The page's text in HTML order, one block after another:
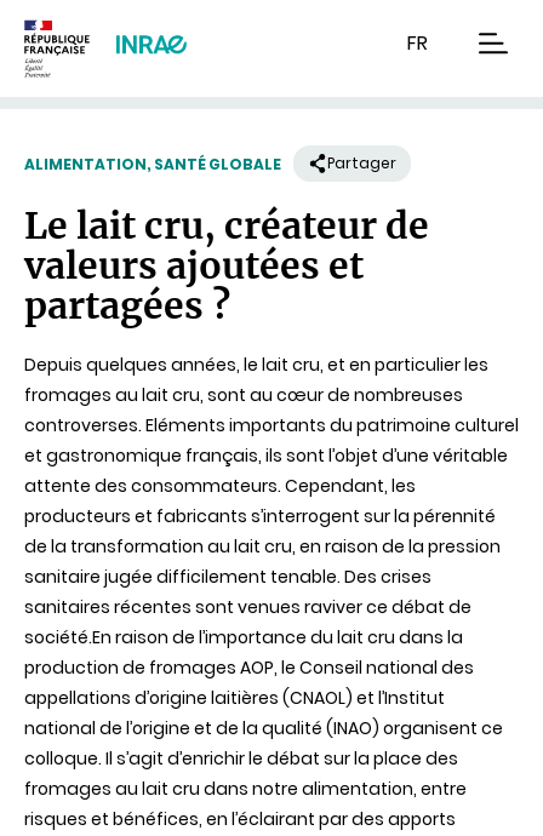
FR
ALIMENTATION, SANTÉ GLOBALE Partager
Le lait cru, créateur de
valeurs ajoutées et
partagées ?
Depuis quelques années, le lait cru, et en particulier les
fromages au lait cru, sont au cœur de nombreuses
controverses. Eléments importants du patrimoine culturel
et gastronomique français, ils sont l’objet d’une véritable
attente des consommateurs. Cependant, les
producteurs et fabricants s’interrogent sur la pérennité
de la transformation au lait cru, en raison de la pression
sanitaire jugée difficilement tenable. Des crises
sanitaires récentes sont venues raviver ce débat de
société.En raison de l’importance du lait cru dans la
production de fromages AOP, le Conseil national des
appellations d’origine laitières (CNAOL) et l’Institut
national de l’origine et de la qualité (INAO) organisent ce
colloque. Il s’agit d’enrichir le débat sur la place des
fromages au lait cru dans notre alimentation, entre
risques et bénéfices, en l’éclairant par des apports